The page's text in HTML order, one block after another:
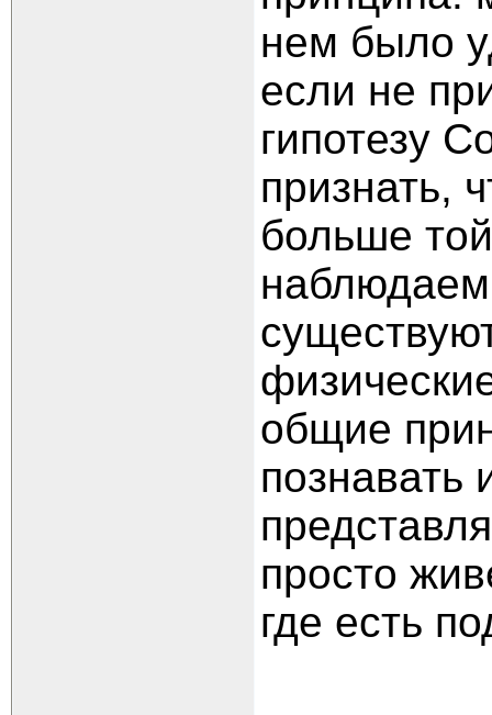
нем было
если не
гипотезу
признать,
больше
общие
познавать
просто
где есть